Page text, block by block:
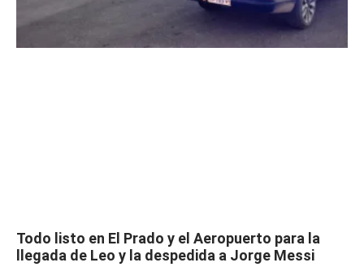
Todo listo en El Prado y el Aeropuerto para la
llegada de Leo y la despedida a Jorge Messi